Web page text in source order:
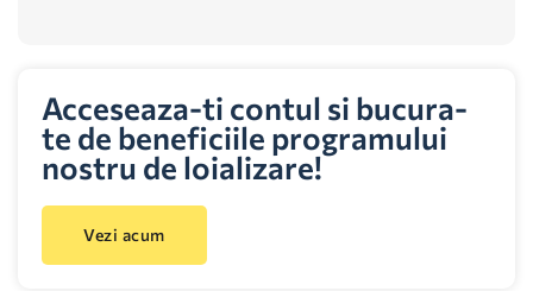
Acceseaza-ti contul si bucura-
te de beneficiile programului
nostru de loializare!
Vezi acum